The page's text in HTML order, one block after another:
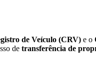
de Veículo (CRV) e o
de transferência de